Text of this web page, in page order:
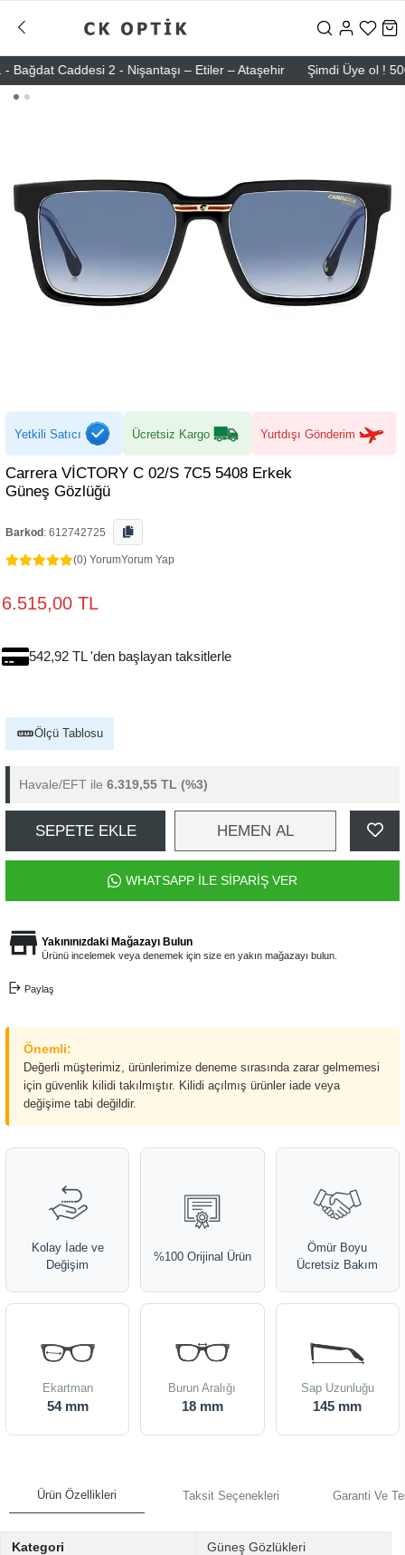
Caddesi 2 - Nişantaşı – Etiler – Ataşehir Şimdi Üye ol ! 5000
Yetkili Satıcı Ücretsiz Kargo Yurtdışı Gönderim
Carrera VİCTORY C 02/S 7C5 5408 Erkek
Güneş Gözlüğü
Barkod : 612742725
(0) YorumYorum Yap
6.515,00 TL
542,92 TL 'den başlayan taksitlerle
Ölçü Tablosu
Havale/EFT ile 6.319,55 TL (%3)
SEPETE EKLE HEMEN AL
WHATSAPP İLE SİPARİŞ VER
Yakınınızdaki Mağazayı Bulun
Ürünü incelemek veya denemek için size en yakın mağazayı bulun.
Paylaş
Önemli:
Değerli müşterimiz, ürünlerimize deneme sırasında zarar gelmemesi
için güvenlik kilidi takılmıştır. Kilidi açılmış ürünler iade veya
değişime tabi değildir.
Kolay İade ve
Değişim
%100 Orijinal Ürün
Ömür Boyu
Ücretsiz Bakım
Ekartman
54 mm
Burun Aralığı
18 mm
Sap Uzunluğu
145 mm
Ürün Özellikleri Taksit Seçenekleri Garanti Ve
Kategori Güneş Gözlükleri